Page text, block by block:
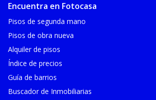
Encuentra en Fotocasa
Pisos de segunda mano
Pisos de obra nueva
Alquiler de pisos
Índice de precios
Guía de barrios
Buscador de Inmobiliarias